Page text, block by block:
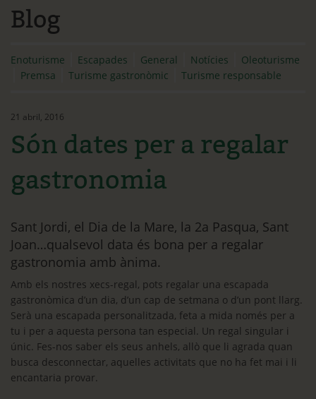
Turisme gastronòmic
Què és Olea Soul
Contacte
Què et ve de gust fer?
Blog
Blog
Enoturisme Escapades General Notícies
Oleoturisme
Premsa
Turisme gastronòmic Turisme responsable
21 abril, 2016
Són dates per a regalar
gastronomia
Sant Jordi, el Dia de la Mare, la 2a Pasqua, Sant
Joan…qualsevol data és bona per a regalar
gastronomia amb ànima.
Amb els nostres xecs-regal, pots regalar una escapada
gastronòmica d’un dia, d’un cap de setmana o d’un pont llarg.
Serà una escapada personalitzada, feta a mida només per a
tu i per a aquesta persona tan especial. Un regal singular i
únic. Fes-nos saber els seus anhels, allò que li agrada quan
busca desconnectar, aquelles activitats que no ha fet mai i li
encantaria provar.